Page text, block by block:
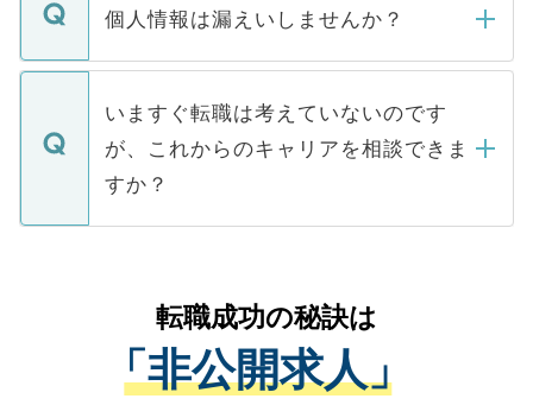
■応募殺到を避けるため 人気のある医療機
関を公にしてしまうと、応募が殺到する場
に、医療機関が求める条件に合った人材の
みを人材紹介会社に依頼するケースが増え
ています。
ん。また、仮に応募先から内定をいただい
定を承諾する必要はありません。内定先へ
の辞退の連絡はキャリアパートナーが行い
個人情報は漏えいしませんか？
個人情報が漏えいすることはありませんの
で、ご安心ください。当サイトからの登録
などで収集したご登録者様の個人情報は、
ご本人のキャリアアップおよび転職活動の
支援を目的に使用いたします。お預かりし
ているすべての個人データはご本人の許可
は、個人情報の取り扱いについての厳密な
管理基準を満たした事業者のみに付与され
る、プライバシーマークを取得済みです。
いますぐ転職は考えていないのです
が、これからのキャリアを相談できま
すか？
かがいして、現在の医療機関の状況や紹介
経験をまじえながら、適切なアドバイスを
させていただきます。すぐにご転職をされ
ない方には、長期的なサポートが可能です
転職成功の秘訣は
「非公開求人」